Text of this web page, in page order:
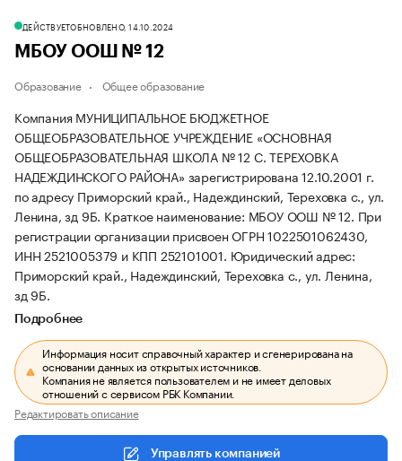
ДЕЙСТВУЕТОБНОВЛЕНО, 14.10.2024
МБОУ ООШ № 12
Образование Общее образование
Компания МУНИЦИПАЛЬНОЕ БЮДЖЕТНОЕ
ОБЩЕОБРАЗОВАТЕЛЬНОЕ УЧРЕЖДЕНИЕ «ОСНОВНАЯ
ОБЩЕОБРАЗОВАТЕЛЬНАЯ ШКОЛА № 12 С. ТЕРЕХОВКА
НАДЕЖДИНСКОГО РАЙОНА» зарегистрирована 12.10.2001 г.
по адресу Приморский край., Надеждинский, Тереховка с., ул.
Ленина, зд 9Б. Краткое наименование: МБОУ ООШ № 12. При
регистрации организации присвоен ОГРН 1022501062430,
ИНН 2521005379 и КПП 252101001. Юридический адрес:
Приморский край., Надеждинский, Тереховка с., ул. Ленина,
зд 9Б.
Подробнее
Информация носит справочный характер и сгенерирована на
основании данных из открытых источников.
Компания не является пользователем и не имеет деловых
отношений с сервисом РБК Компании.
Редактировать описание
Управлять компанией